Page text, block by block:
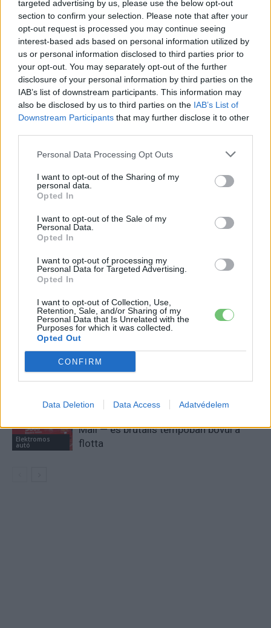
targeted advertising by us, please use the below opt-out
section to confirm your selection. Please note that after your
opt-out request is processed you may continue seeing
interest-based ads based on personal information utilized by
us or personal information disclosed to third parties prior to
your opt-out. You may separately opt-out of the further
disclosure of your personal information by third parties on the
IAB’s list of downstream participants. This information may
also be disclosed by us to third parties on the IAB’s List of
Downstream Participants that may further disclose it to other
Personal Data Processing Opt Outs
I want to opt-out of the Sharing of my
personal data.
Opted In
I want to opt-out of the Sale of my
Personal Data.
Opted In
I want to opt-out of processing my
Personal Data for Targeted Advertising.
Opted In
I want to opt-out of Collection, Use,
Retention, Sale, and/or Sharing of my
Personal Data that Is Unrelated with the
Purposes for which it was collected.
Opted Out
CONFIRM
Data Deletion Data Access Adatvédelem
Eriqo
Főállásban Informatikus kocka, de lelkében elkötelezett gamer,
KAPCSOLÓDÓ CIKKEK TÖBB A SZERZŐTŐL
Elektromos
Tesla: visszatért a régi árazás a magyar
Supercharger-hálózaton
Elektromos
30 000 dollár alá szorult a Ford
elektromos pickupjának ára, és nevet is
kapott a modell
Elektromos
autó
Mail — és brutális tempóban bővül a
flotta